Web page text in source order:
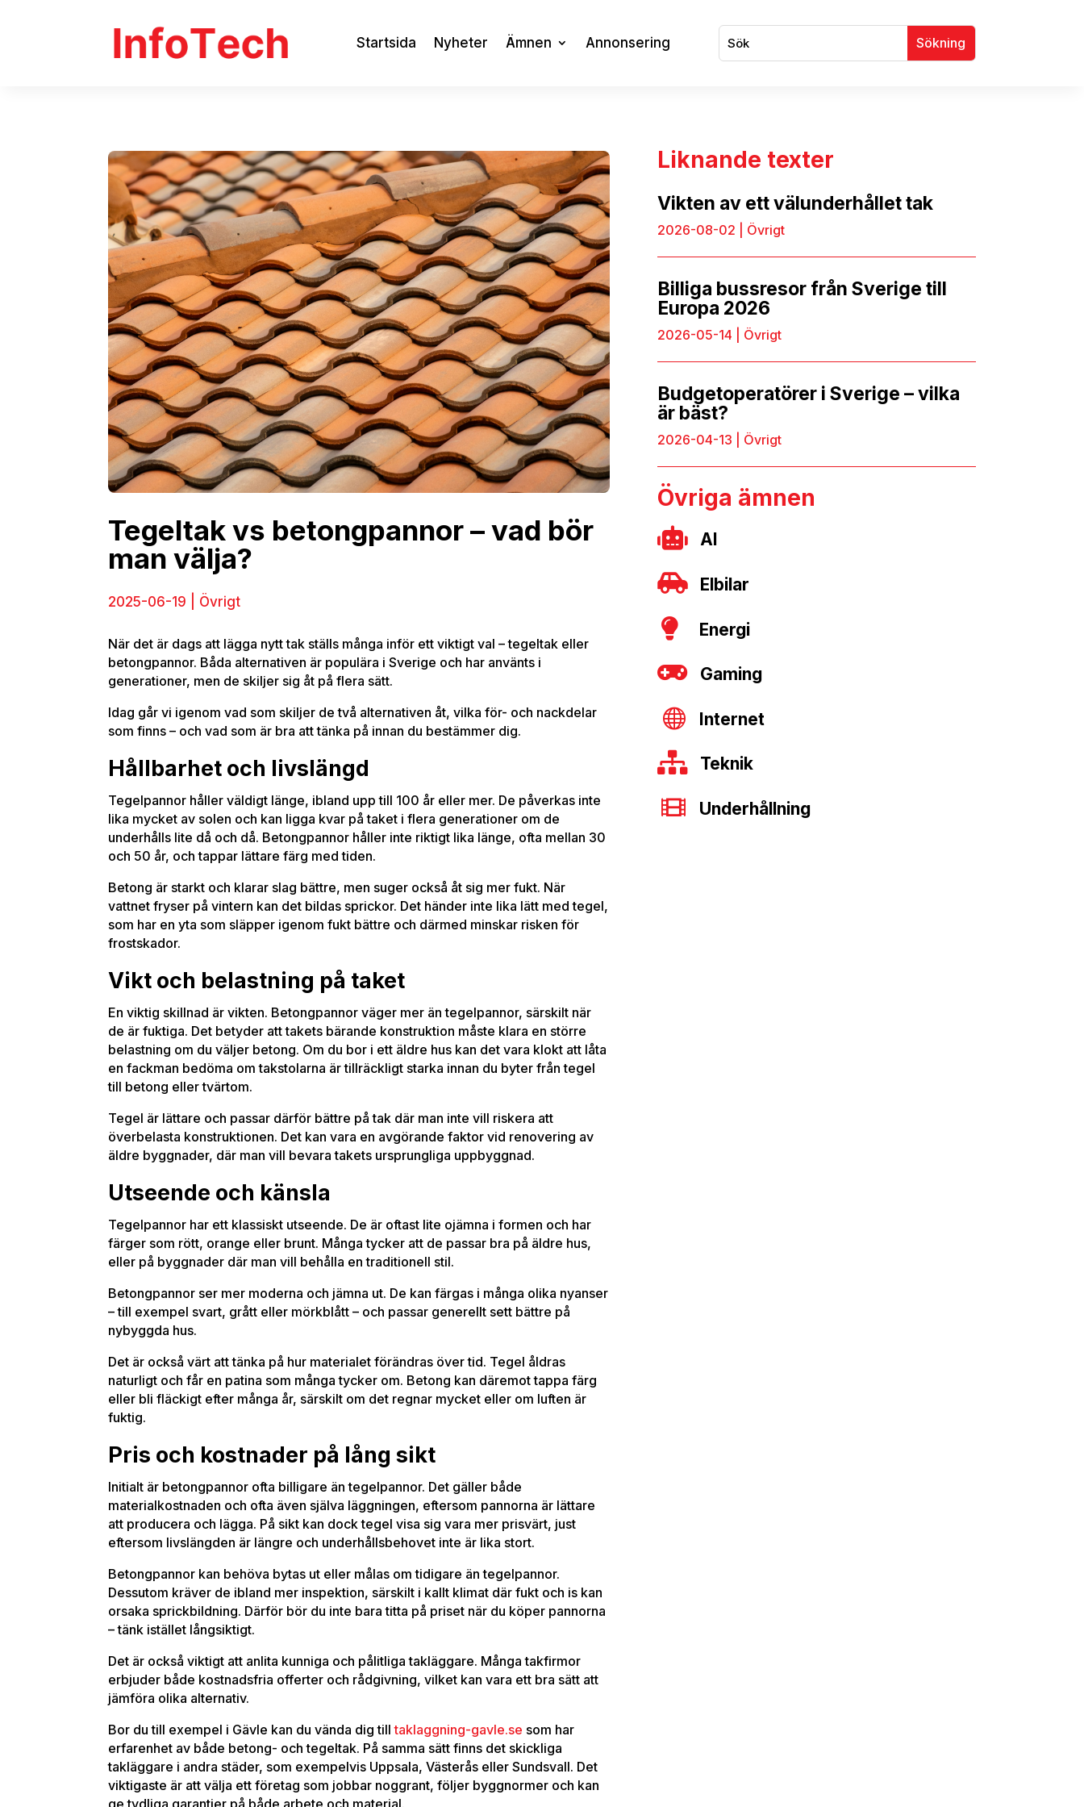
Startsida Nyheter Ämnen Annonsering
Tegeltak vs betongpannor – vad bör
man välja?
2025-06-19 | Övrigt
När det är dags att lägga nytt tak ställs många inför ett viktigt val – tegeltak eller
betongpannor. Båda alternativen är populära i Sverige och har använts i
generationer, men de skiljer sig åt på flera sätt.
Idag går vi igenom vad som skiljer de två alternativen åt, vilka för- och nackdelar
som finns – och vad som är bra att tänka på innan du bestämmer dig.
Hållbarhet och livslängd
Tegelpannor håller väldigt länge, ibland upp till 100 år eller mer. De påverkas inte
lika mycket av solen och kan ligga kvar på taket i flera generationer om de
underhålls lite då och då. Betongpannor håller inte riktigt lika länge, ofta mellan 30
och 50 år, och tappar lättare färg med tiden.
Betong är starkt och klarar slag bättre, men suger också åt sig mer fukt. När
vattnet fryser på vintern kan det bildas sprickor. Det händer inte lika lätt med tegel,
som har en yta som släpper igenom fukt bättre och därmed minskar risken för
frostskador.
Vikt och belastning på taket
En viktig skillnad är vikten. Betongpannor väger mer än tegelpannor, särskilt när
de är fuktiga. Det betyder att takets bärande konstruktion måste klara en större
belastning om du väljer betong. Om du bor i ett äldre hus kan det vara klokt att låta
en fackman bedöma om takstolarna är tillräckligt starka innan du byter från tegel
till betong eller tvärtom.
Tegel är lättare och passar därför bättre på tak där man inte vill riskera att
överbelasta konstruktionen. Det kan vara en avgörande faktor vid renovering av
äldre byggnader, där man vill bevara takets ursprungliga uppbyggnad.
Utseende och känsla
Tegelpannor har ett klassiskt utseende. De är oftast lite ojämna i formen och har
färger som rött, orange eller brunt. Många tycker att de passar bra på äldre hus,
eller på byggnader där man vill behålla en traditionell stil.
Betongpannor ser mer moderna och jämna ut. De kan färgas i många olika nyanser
– till exempel svart, grått eller mörkblått – och passar generellt sett bättre på
nybyggda hus.
Det är också värt att tänka på hur materialet förändras över tid. Tegel åldras
naturligt och får en patina som många tycker om. Betong kan däremot tappa färg
eller bli fläckigt efter många år, särskilt om det regnar mycket eller om luften är
fuktig.
Pris och kostnader på lång sikt
Initialt är betongpannor ofta billigare än tegelpannor. Det gäller både
materialkostnaden och ofta även själva läggningen, eftersom pannorna är lättare
att producera och lägga. På sikt kan dock tegel visa sig vara mer prisvärt, just
eftersom livslängden är längre och underhållsbehovet inte är lika stort.
Betongpannor kan behöva bytas ut eller målas om tidigare än tegelpannor.
Dessutom kräver de ibland mer inspektion, särskilt i kallt klimat där fukt och is kan
orsaka sprickbildning. Därför bör du inte bara titta på priset när du köper pannorna
– tänk istället långsiktigt.
Det är också viktigt att anlita kunniga och pålitliga takläggare. Många takfirmor
erbjuder både kostnadsfria offerter och rådgivning, vilket kan vara ett bra sätt att
jämföra olika alternativ.
Bor du till exempel i Gävle kan du vända dig tilltaklaggning-gavle.se som har
erfarenhet av både betong- och tegeltak. På samma sätt finns det skickliga
takläggare i andra städer, som exempelvis Uppsala, Västerås eller Sundsvall. Det
viktigaste är att välja ett företag som jobbar noggrant, följer byggnormer och kan
Liknande texter
Vikten av ett välunderhållet tak
2026-08-02 Övrigt
Billiga bussresor från Sverige till
Europa 2026
2026-05-14 Övrigt
Budgetoperatörer i Sverige – vilka
är bäst?
2026-04-13 Övrigt
Övriga ämnen
 AI
 Elbilar
 Energi
 Gaming
 Internet
 Teknik
 Underhållning